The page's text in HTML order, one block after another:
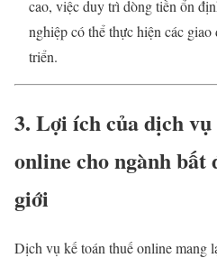
cao, việc duy trì dòng tiền ổn
nghiệp có thể thực hiện các
triển.
3. Lợi ích của dịch vụ
online cho ngành bất
giới
Dịch vụ kế toán thuế online mang